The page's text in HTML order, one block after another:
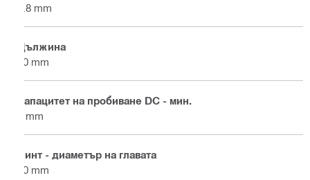
4.8 mm
Дължина
20 mm
Капацитет на пробиване DC - мин.
1 mm
Винт - диаметър на главата
10 mm